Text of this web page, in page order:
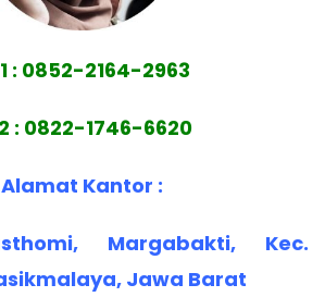
: 0852-2164-2963
: 0822-1746-6620
Alamat Kantor :
Margabakti, Kec.
Jawa Barat